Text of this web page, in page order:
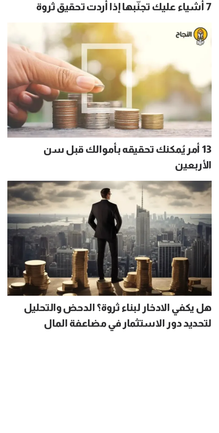
7 أشياء عليك تجنّبها إذا أردت تحقيق ثروة
13 أمر يُمكنك تحقيقه بأموالك قبل سن
الأربعين
هل يكفي الادخار لبناء ثروة؟ الدحض والتحليل
لتحديد دور الاستثمار في مضاعفة المال